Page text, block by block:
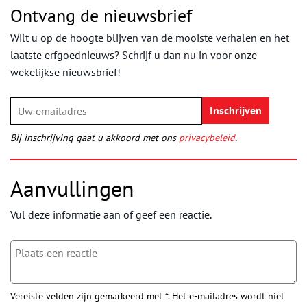
Ontvang de nieuwsbrief
Wilt u op de hoogte blijven van de mooiste verhalen en het
laatste erfgoednieuws? Schrijf u dan nu in voor onze
wekelijkse nieuwsbrief!
Bij inschrijving gaat u akkoord met ons privacybeleid.
Aanvullingen
Vul deze informatie aan of geef een reactie.
Vereiste velden zijn gemarkeerd met *. Het e-mailadres wordt niet